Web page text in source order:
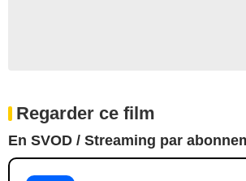
Regarder ce film
En SVOD / Streaming par